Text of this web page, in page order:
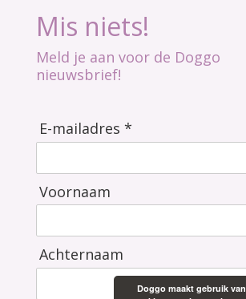
Mis niets!
Meld je aan voor de Doggo
nieuwsbrief!
E-mailadres *
Voornaam
Achternaam
Doggo maakt gebruik van